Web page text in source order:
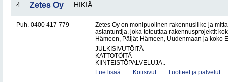
4. Zetes Oy HIKIÄ
Puh. 0400 417 779
Zetes Oy on monipuolinen rakennusliike ja
asiantuntija, joka toteuttaa rakennusprojektit
Hämeen, Päijät-Hämeen, Uudenmaan ja koko
JULKISIVUTÖITÄ
KATTOTÖITÄ
KIINTEISTÖPALVELUJA..
Lue lisää..
Kotisivut Tuotteet ja palvelut